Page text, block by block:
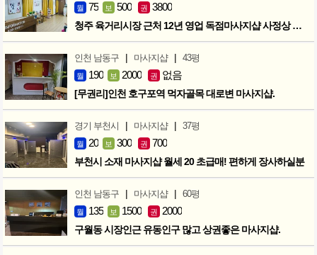
월 75 보 500 권 3800
청주 육거리시장 근처 12년 영업 독점마사지샵 사정상 급매합니다.
인천 남동구 | 마사지샵 | 43평
월 190 보 2000 권 없음
[무권리]인천 호구포역 먹자골목 대로변 마사지샵.
경기 부천시 | 마사지샵 | 37평
월 20 보 300 권 700
부천시 소재 마사지샵 월세 20 초급매! 편하게 장사하실분
인천 남동구 | 마사지샵 | 60평
월 135 보 1500 권 2000
구월동 시장인근 유동인구 많고 상권좋은 마사지샵.